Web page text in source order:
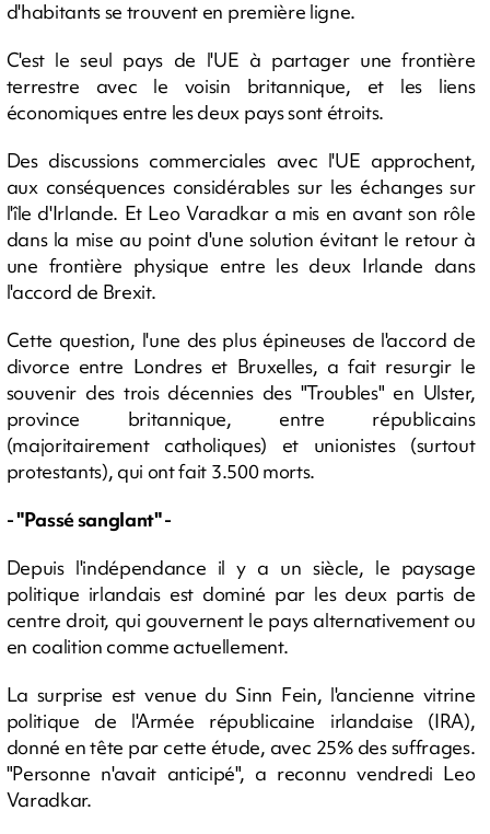
d'habitants se trouvent en première ligne.
C'est le seul pays de l'UE à partager une frontière
terrestre avec le voisin britannique, et les liens
économiques entre les deux pays sont étroits.
Des discussions commerciales avec l'UE approchent,
aux conséquences considérables sur les échanges sur
l'île d'Irlande. Et Leo Varadkar a mis en avant son rôle
dans la mise au point d'une solution évitant le retour à
une frontière physique entre les deux Irlande dans
l'accord de Brexit.
Cette question, l'une des plus épineuses de l'accord de
divorce entre Londres et Bruxelles, a fait resurgir le
souvenir des trois décennies des "Troubles" en Ulster,
province britannique, entre républicains
(majoritairement catholiques) et unionistes (surtout
protestants), qui ont fait 3.500 morts.
- "Passé sanglant" -
Depuis l'indépendance il y a un siècle, le paysage
politique irlandais est dominé par les deux partis de
centre droit, qui gouvernent le pays alternativement ou
en coalition comme actuellement.
La surprise est venue du Sinn Fein, l'ancienne vitrine
politique de l'Armée républicaine irlandaise (IRA),
donné en tête par cette étude, avec 25% des suffrages.
"Personne n'avait anticipé", a reconnu vendredi Leo
Varadkar.